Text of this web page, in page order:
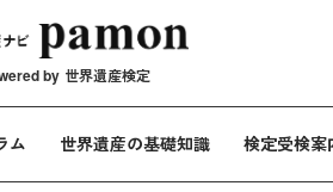
メインナビゲ
by 世界遺産検定
ム 世界遺産の基礎知識 検定受検案